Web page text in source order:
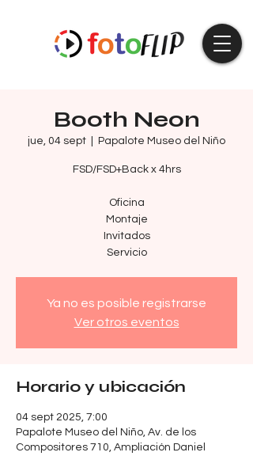
Booth Neon
jue, 04 sept Papalote Museo del Niño
FSD/FSD+Back x 4hrs
Oficina
Montaje
Invitados
Servicio
Ya no es posible registrarse
Ver otros eventos
Horario y ubicación
04 sept 2025, 7:00
Papalote Museo del Niño, Av. de los
Compositores 710, Ampliación Daniel